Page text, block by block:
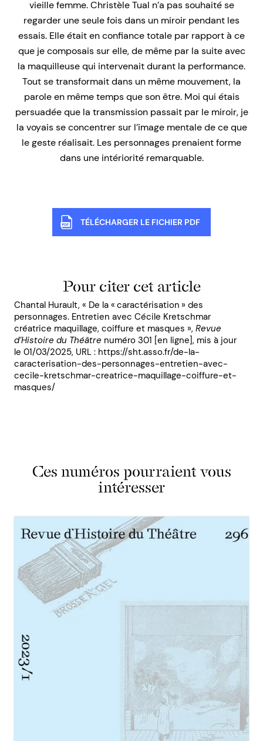
vieille femme. Christèle Tual n’a pas souhaité se
regarder une seule fois dans un miroir pendant les
essais. Elle était en confiance totale par rapport à ce
que je composais sur elle, de même par la suite avec
la maquilleuse qui intervenait durant la performance.
Tout se transformait dans un même mouvement, la
parole en même temps que son être. Moi qui étais
persuadée que la transmission passait par le miroir, je
la voyais se concentrer sur l’image mentale de ce que
le geste réalisait. Les personnages prenaient forme
dans une intériorité remarquable.
TÉLÉCHARGER LE FICHIER PDF
Pour citer cet article
Chantal Hurault, « De la « caractérisation » des
personnages. Entretien avec Cécile Kretschmar
créatrice maquillage, coiffure et masques », Revue
d’Histoire du Théâtre numéro 301 [en ligne], mis à jour
le 01/03/2025, URL : https://sht.asso.fr/de-la-
caracterisation-des-personnages-entretien-avec-
cecile-kretschmar-creatrice-maquillage-coiffure-et-
masques/
Ces numéros pourraient vous
intéresser